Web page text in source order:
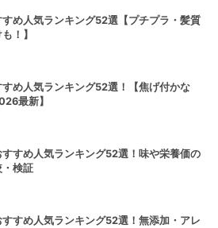
め人気ランキング52選【プチプラ・髪質
！】
め人気ランキング52選！【焦げ付かな
最新】
すめ人気ランキング52選！味や栄養価の
・検証
すすめ人気ランキング52選！無添加・アレ